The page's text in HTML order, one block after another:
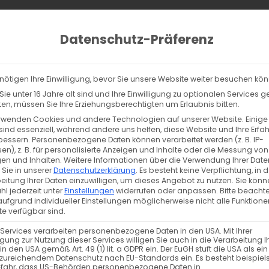
% SaleInfo Kontakt
…/0,5 Meter Vlieseline® H180 softline (Bügeleinlage) – weiß
0,5 Meter Vlieseline® H180 softline
3,10€ inkl. MwSt. zzgl. Versand
Merken
Noch 5 vorrätig
0
,
5
− +
Der genannte Preis bezieht sich auf
Meterpreis: 6,20€
Datenschutz-Präferenz
Ihre Einwilligung, bevor Sie unsere Website weiter besuchen
unter 16 Jahre alt sind und Ihre Einwilligung zu optionalen Services
müssen Sie Ihre Erziehungsberechtigten um Erlaubnis bitten.
Cookies und andere Technologien auf unserer Website.
essenziell, während andere uns helfen, diese Website und Ihre
Personenbezogene Daten können verarbeitet werden (z. B. IP-
z. B. für personalisierte Anzeigen und Inhalte oder die Messung von
und Inhalten. Weitere Informationen über die Verwendung Ihrer
in unsererDatenschutzerklärung. Es besteht keine Verpflichtung, in
Ihrer Daten einzuwilligen, um dieses Angebot zu nutzen. Sie
jederzeit unterEinstellungen widerrufen oder anpassen. Bitte
individueller Einstellungen möglicherweise nicht alle
verfügbar sind.
verarbeiten personenbezogene Daten in den USA. Mit Ihrer
zur Nutzung dieser Services willigen Sie auch in die Verarbeitung
den USA gemäß Art. 49 (1) lit. a GDPR ein. Der EuGH stuft die USA als
Datenschutz nach EU-Standards ein. Es besteht
dass US-Behörden personenbezogene Daten in